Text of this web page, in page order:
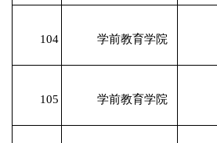
104 学前教育学院
105 学前教育学院